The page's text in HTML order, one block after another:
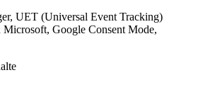
UET (Universal Event Tracking)
Google Consent Mode,